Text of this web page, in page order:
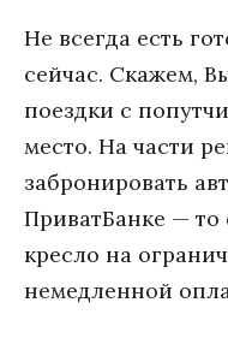
Не всегда есть
сейчас. Скажем,
поездки с
место. На части
забронировать
ПриватБанке — то
кресло на
немедленной